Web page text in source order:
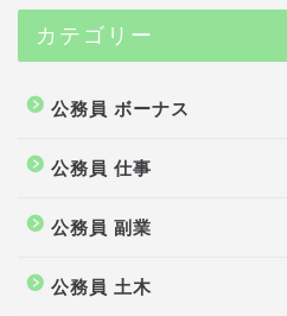
カテゴリー
公務員 ボーナス
公務員 仕事
公務員 副業
公務員 土木